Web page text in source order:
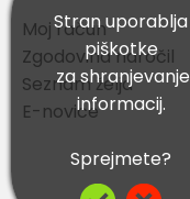
Moj račun
Zgodovina naročil
Seznam želja
E-novice
Stran uporablja
piškotke
za shranjevanje
informacij.
Sprejmete?